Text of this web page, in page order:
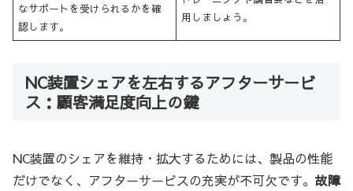
なサポートを受けられるかを確
認します。
用しましょう。
NC装置シェアを左右するアフターサービ
ス：顧客満足度向上の鍵
NC装置のシェアを維持・拡大するためには、製品の性能
だけでなく、アフターサービスの充実が不可欠です。 故障